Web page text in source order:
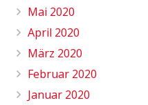
Mai 2020
April 2020
März 2020
Februar 2020
Januar 2020